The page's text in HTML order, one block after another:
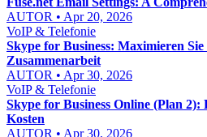
AUTOR • Apr 20, 2026
VoIP & Telefonie
Skype for Business: Maximieren
Zusammenarbeit
AUTOR • Apr 30, 2026
VoIP & Telefonie
Skype for Business Online (Plan
Kosten
AUTOR • Apr 30, 2026